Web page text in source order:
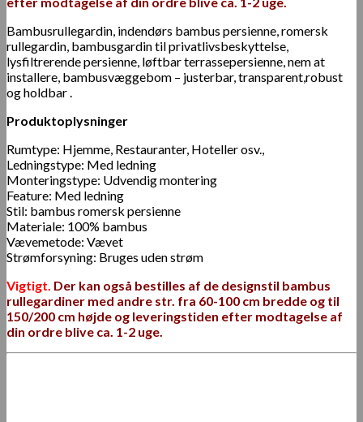
Bambusrullegardin, indendørs bambus persienne, romersk
rullegardin, bambusgardin til privatlivsbeskyttelse,
lysfiltrerende persienne, løftbar terrassepersienne, nem at
installere, bambusvæggebom – justerbar, transparent,robust
og holdbar .
Produktoplysninger
Rumtype: Hjemme, Restauranter, Hoteller osv.,
Ledningstype: Med ledning
Monteringstype: Udvendig montering
Feature: Med ledning
Stil: bambus romersk persienne
Materiale: 100% bambus
Vævemetode: Vævet
Strømforsyning: Bruges uden strøm
Vigtigt. Der kan også bestilles af de designstil bambus
rullegardiner med andre str. fra 60-100 cm bredde og til
150/200 cm højde og leveringstiden efter modtagelse af
din ordre blive ca. 1-2 uge.